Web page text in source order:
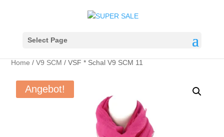
Select Page
Home / V9 SCM / VSF * Schal V9 SCM 11
Angebot!